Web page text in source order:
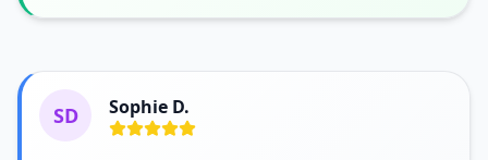
SD Sophie D.